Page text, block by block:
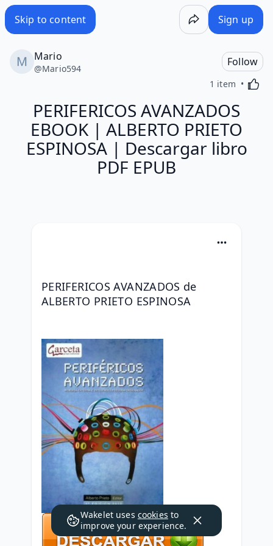
Skip to content Sign up
Mario
@Mario594
Follow
1 item
PERIFERICOS AVANZADOS
EBOOK | ALBERTO PRIETO
ESPINOSA | Descargar libro
PDF EPUB
PERIFERICOS AVANZADOS de
ALBERTO PRIETO ESPINOSA
Wakelet uses cookies to
improve your experience.